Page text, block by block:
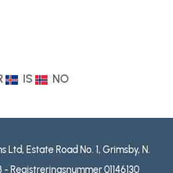
IS NO
Ltd, Estate Road No. 1, Grimsby, N.
- Registreringsnummer 01146130